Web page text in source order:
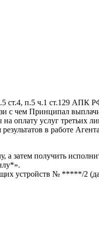
ст.4, п.5 ч.1 ст.129 АПК
с чем Принципал
оплату услуг третьих
в работе
затем получить
устройств № *****/2